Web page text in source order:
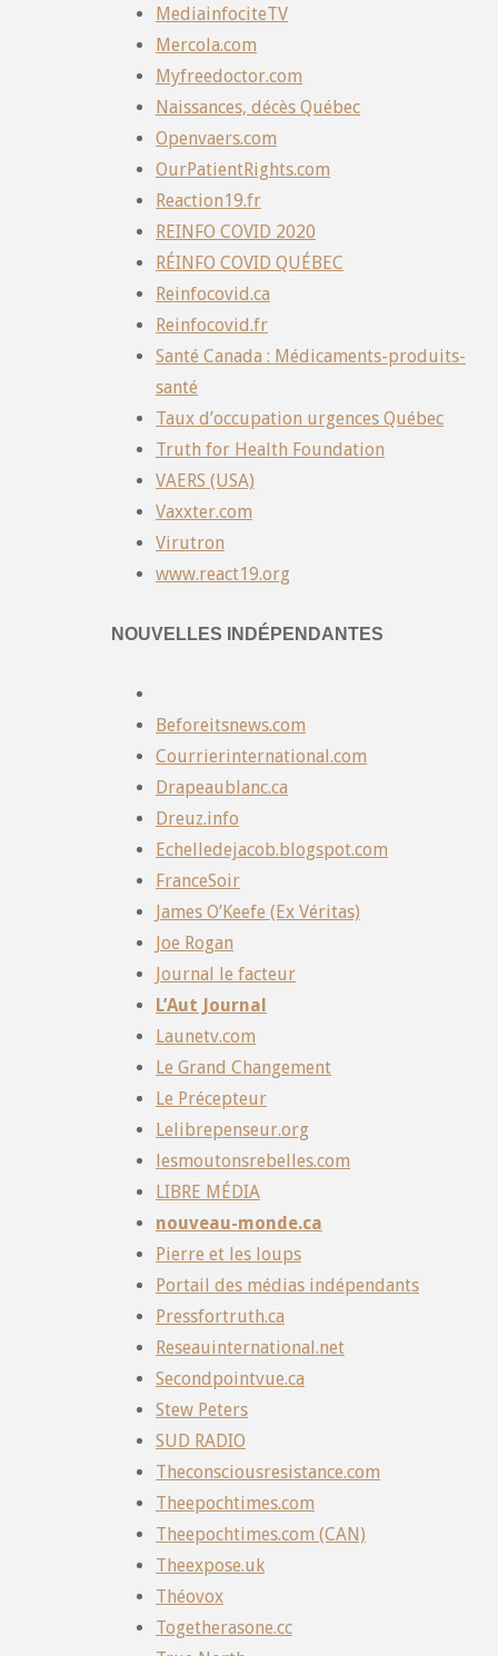
MediainfociteTV
Mercola.com
Myfreedoctor.com
Naissances, décès Québec
Openvaers.com
OurPatientRights.com
Reaction19.fr
REINFO COVID 2020
RÉINFO COVID QUÉBEC
Reinfocovid.ca
Reinfocovid.fr
Santé Canada : Médicaments-produits-
santé
Taux d’occupation urgences Québec
Truth for Health Foundation
VAERS (USA)
Vaxxter.com
Virutron
www.react19.org
NOUVELLES INDÉPENDANTES
Beforeitsnews.com
Courrierinternational.com
Drapeaublanc.ca
Dreuz.info
Echelledejacob.blogspot.com
FranceSoir
James O’Keefe (Ex Véritas)
Joe Rogan
Journal le facteur
L’Aut Journal
Launetv.com
Le Grand Changement
Le Précepteur
Lelibrepenseur.org
lesmoutonsrebelles.com
LIBRE MÉDIA
nouveau-monde.ca
Pierre et les loups
Portail des médias indépendants
Pressfortruth.ca
Reseauinternational.net
Secondpointvue.ca
Stew Peters
SUD RADIO
Theconsciousresistance.com
Theepochtimes.com
Theepochtimes.com (CAN)
Theexpose.uk
Théovox
Togetherasone.cc